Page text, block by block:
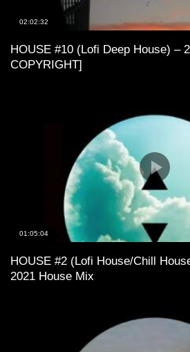
02:02:32
HOUSE #10 (Lofi Deep House) –
COPYRIGHT]
01:05:04
HOUSE #2 (Lofi House/Chill
2021 House Mix